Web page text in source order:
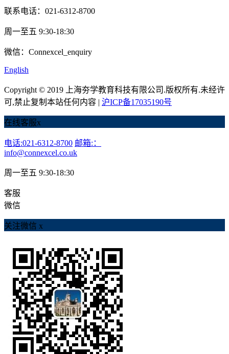
联系电话：021-6312-8700
周一至五 9:30-18:30
微信：Connexcel_enquiry
English
Copyright © 2019 上海夯学教育科技有限公司.版权所有.未经许
可,禁止复制本站任何内容 | 沪ICP备17035190号
在线客服x
电话:021-6312-8700 邮箱:：
info@connexcel.co.uk
周一至五 9:30-18:30
客服
微信
关注微信 x